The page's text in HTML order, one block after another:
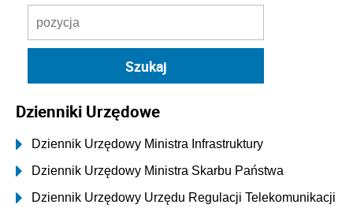
Dzienniki Urzędowe
Dziennik Urzędowy Ministra Infrastruktury
Dziennik Urzędowy Ministra Skarbu Państwa
Dziennik Urzędowy Urzędu Regulacji Telekomunikacji